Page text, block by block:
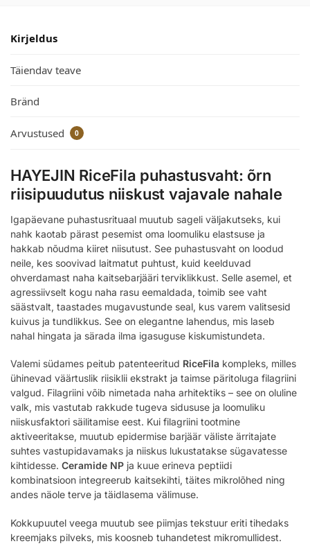
Kirjeldus
Täiendav teave
Bränd
Arvustused 0
HAYEJIN RiceFila puhastusvaht: õrn
riisipuudutus niiskust vajavale nahale
Igapäevane puhastusrituaal muutub sageli väljakutseks, kui
nahk kaotab pärast pesemist oma loomuliku elastsuse ja
hakkab nõudma kiiret niisutust. See puhastusvaht on loodud
neile, kes soovivad laitmatut puhtust, kuid keelduvad
ohverdamast naha kaitsebarjääri terviklikkust. Selle asemel, et
agressiivselt kogu naha rasu eemaldada, toimib see vaht
säästvalt, taastades mugavustunde seal, kus varem valitsesid
kuivus ja tundlikkus. See on elegantne lahendus, mis laseb
nahal hingata ja särada ilma igasuguse kiskumistundeta.
Valemi südames peitub patenteeritud RiceFila kompleks, milles
ühinevad väärtuslik riisiklii ekstrakt ja taimse päritoluga filagriini
valgud. Filagriini võib nimetada naha arhitektiks – see on oluline
valk, mis vastutab rakkude tugeva sidususe ja loomuliku
niiskusfaktori säilitamise eest. Kui filagriini tootmine
aktiveeritakse, muutub epidermise barjäär väliste ärritajate
suhtes vastupidavamaks ja niiskus lukustatakse sügavatesse
kihtidesse. Ceramide NP ja kuue erineva peptiidi
kombinatsioon integreerub kaitsekihti, täites mikrolõhed ning
andes näole terve ja täidlasema välimuse.
Kokkupuutel veega muutub see piimjas tekstuur eriti tihedaks
kreemjaks pilveks, mis koosneb tuhandetest mikromullidest.